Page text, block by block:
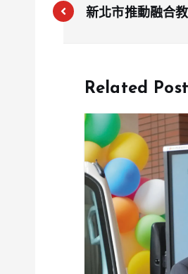
新北市推動融合
Related